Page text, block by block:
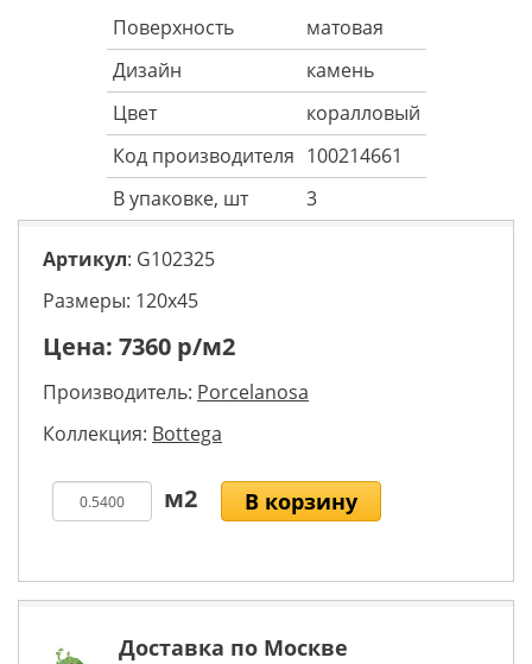
Поверхность
матовая
Дизайн
камень
Цвет
коралловый
Код производителя 100214661
В упаковке, шт
3
Артикул: G102325
Размеры: 120х45
Цена: 7360 р/м2
Производитель: Porcelanosa
Коллекция: Bottega
В корзину
Доставка по Москве